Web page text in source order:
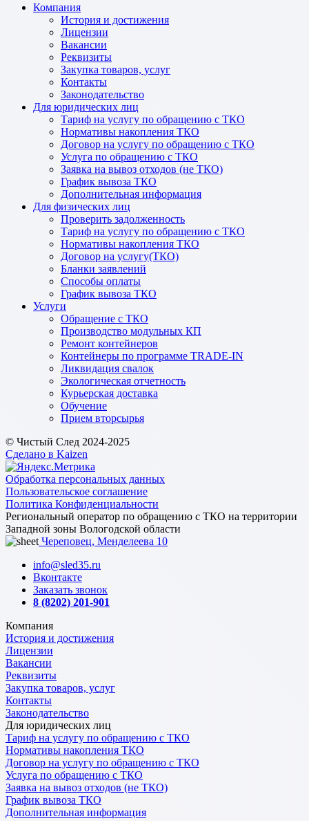
Компания
История и достижения
Лицензии
Вакансии
Реквизиты
Закупка товаров, услуг
Контакты
Законодательство
Для юридических лиц
Тариф на услугу по обращению с ТКО
Нормативы накопления ТКО
Договор на услугу по обращению с ТКО
Услуга по обращению с ТКО
Заявка на вывоз отходов (не ТКО)
График вывоза ТКО
Дополнительная информация
Для физических лиц
Проверить задолженность
Тариф на услугу по обращению с ТКО
Нормативы накопления ТКО
Договор на услугу(ТКО)
Бланки заявлений
Способы оплаты
График вывоза ТКО
Услуги
Обращение с ТКО
Производство модульных КП
Ремонт контейнеров
Контейнеры по программе TRADE-IN
Ликвидация свалок
Экологическая отчетность
Курьерская доставка
Обучение
Прием вторсырья
© Чистый След 2024-2025
Сделано в Kaizen
Обработка персональных данных
Пользовательское соглашение
Политика Конфиденциальности
Региональный оператор по обращению с ТКО на территории
Западной зоны Вологодской области
Череповец, Менделеева 10
info@sled35.ru
Вконтакте
Заказать звонок
8 (8202) 201-901
Компания
История и достижения
Лицензии
Вакансии
Реквизиты
Закупка товаров, услуг
Контакты
Законодательство
Для юридических лиц
Тариф на услугу по обращению с ТКО
Нормативы накопления ТКО
Договор на услугу по обращению с ТКО
Услуга по обращению с ТКО
Заявка на вывоз отходов (не ТКО)
График вывоза ТКО
Дополнительная информация